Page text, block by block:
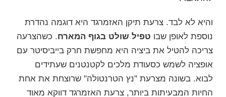
והיא לא לבד. צרעת תיקן האזמרגד היא דוגמה נהדרת
נוספת לאופן שבו טפיל שולט בגוף המארח. כשהצרעה
צריכה להטיל את ביציה היא מחפשת חרק בייביסיטר עם
אופציה לשמש כסעודת מלכים לקטנטנים שעתידים
לבוא. בשונה מצרעת "נץ הטרנטולה" שרוצחת את אחת
החיות המבעיתות ביותר, צרעת האזמרגד דווקא מאוד